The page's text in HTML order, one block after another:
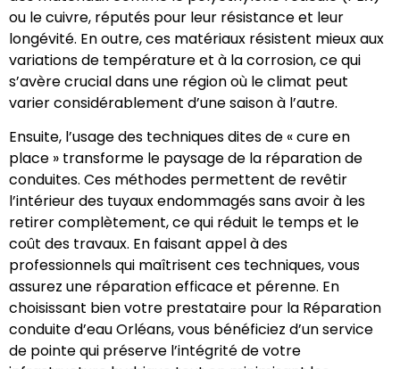
ou le cuivre, réputés pour leur résistance et leur
longévité. En outre, ces matériaux résistent mieux aux
variations de température et à la corrosion, ce qui
s’avère crucial dans une région où le climat peut
varier considérablement d’une saison à l’autre.
Ensuite, l’usage des techniques dites de « cure en
place » transforme le paysage de la réparation de
conduites. Ces méthodes permettent de revêtir
l’intérieur des tuyaux endommagés sans avoir à les
retirer complètement, ce qui réduit le temps et le
coût des travaux. En faisant appel à des
professionnels qui maîtrisent ces techniques, vous
assurez une réparation efficace et pérenne. En
choisissant bien votre prestataire pour la Réparation
conduite d’eau Orléans, vous bénéficiez d’un service
de pointe qui préserve l’intégrité de votre